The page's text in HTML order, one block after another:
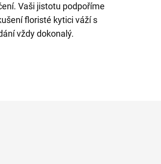
Vaši jistotu podpoříme
floristé kytici váží s
vždy dokonalý.